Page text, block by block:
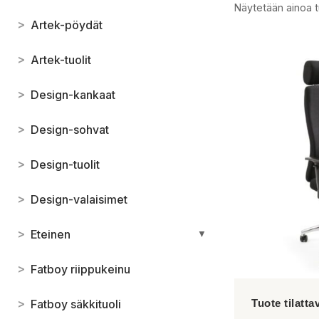
> Artek-pöydät
> Artek-tuolit
> Design-kankaat
> Design-sohvat
> Design-tuolit
> Design-valaisimet
> Eteinen ▼
> Fatboy riippukeinu
> Fatboy säkkituoli
Näytetään ainoa